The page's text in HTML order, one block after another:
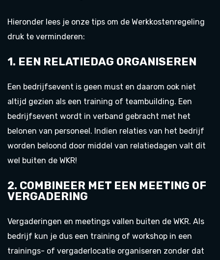
Hieronder lees je onze tips om de Werkkostenregeling
druk te verminderen:
1. EEN RELATIEDAG ORGANISEREN
Een bedrijfsevent is geen must en daarom ook niet
altijd gezien als een training of teambuilding. Een
bedrijfsevent wordt in verband gebracht met het
belonen van personeel. Indien relaties van het bedrijf
worden beloond door middel van relatiedagen valt dit
wel buiten de WKR!
2. COMBINEER MET EEN MEETING OF
VERGADERING
Vergaderingen en meetings vallen buiten de WKR. Als
bedrijf kun je dus een training of workshop in een
trainings- of vergaderlocatie organiseren zonder dat